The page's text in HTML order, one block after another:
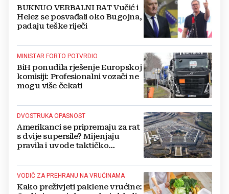
BUKNUO VERBALNI RAT Vučić i
Helez se posvađali oko Bugojna,
padaju teške riječi
MINISTAR FORTO POTVRDIO
BiH ponudila rješenje Europskoj
komisiji: Profesionalni vozači ne
mogu više čekati
DVOSTRUKA OPASNOST
Amerikanci se pripremaju za rat
s dvije supersile? Mijenjaju
pravila i uvode taktičko
VODIČ ZA PREHRANU NA VRUĆINAMA
Kako preživjeti paklene vrućine: